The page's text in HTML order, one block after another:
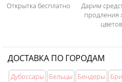
Открытка бесплатно
Дарим
продления
ДОСТАВКА ПО ГОРОДАМ
Дубоссары Бельцы Бендеры